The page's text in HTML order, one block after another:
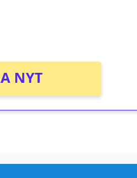
NYT